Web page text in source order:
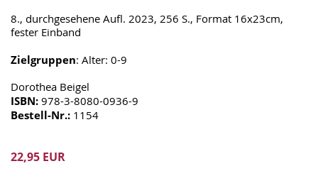
8., durchgesehene Aufl. 2023, 256 S., Format 16x23cm,
fester Einband
Zielgruppen: Alter: 0-9
Dorothea Beigel
ISBN: 978-3-8080-0936-9
Bestell-Nr.: 1154
22,95 EUR